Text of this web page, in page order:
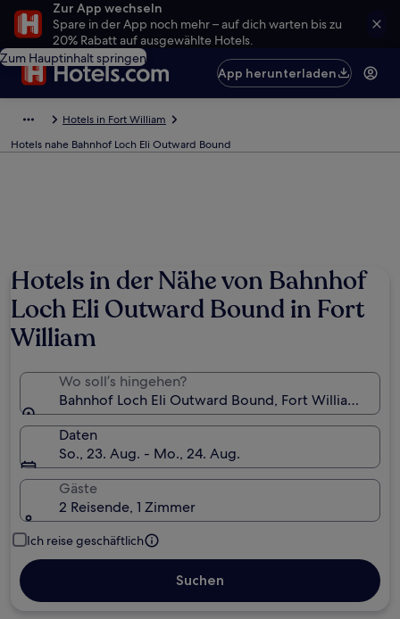
Zur App wechseln
Spare in der App noch mehr – auf dich warten bis zu
20% Rabatt auf ausgewählte Hotels.
Zum Hauptinhalt springen
App herunterladen
Hotels in Fort William
Hotels nahe Bahnhof Loch Eli Outward Bound
Hotels in der Nähe von Bahnhof
Loch Eli Outward Bound in Fort
William
Wo soll’s hingehen?
Bahnhof Loch Eli Outward Bound, Fort William,
Daten
So., 23. Aug. - Mo., 24. Aug.
Gäste
2 Reisende, 1 Zimmer
Ich reise geschäftlich
Suchen